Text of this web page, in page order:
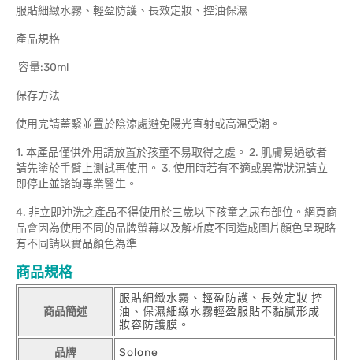
服貼細緻水霧、輕盈防護、長效定妝、控油保濕
產品規格
容量:30ml
保存方法
使用完請蓋緊並置於陰涼處避免陽光直射或高溫受潮。
1. 本產品僅供外用請放置於孩童不易取得之處。 2. 肌膚易過敏者
請先塗於手臂上測試再使用。 3. 使用時若有不適或異常狀況請立
即停止並諮詢專業醫生。
4. 非立即沖洗之產品不得使用於三歲以下孩童之尿布部位。網頁商
品會因為使用不同的品牌螢幕以及解析度不同造成圖片顏色呈現略
有不同請以實品顏色為準
商品規格
商品簡述
服貼細緻水霧、輕盈防護、長效定妝 控
油、保濕細緻水霧輕盈服貼不黏膩形成
妝容防護膜。
品牌 Solone